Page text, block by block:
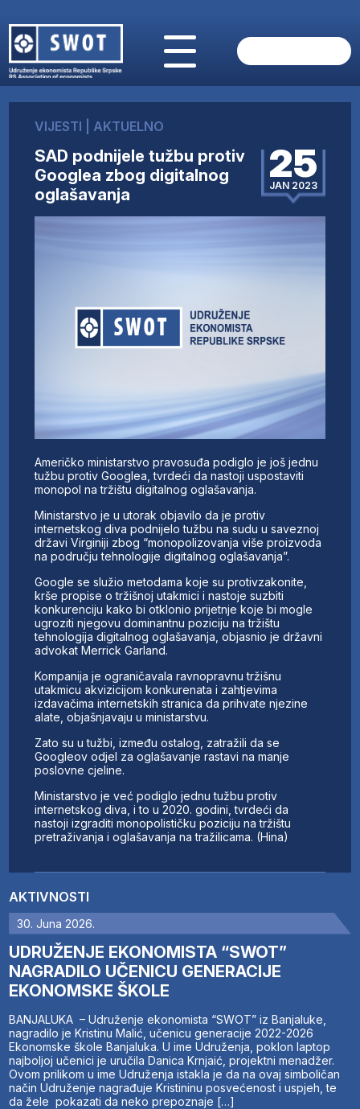
O NAMA
AKTUELNO
ANALIZE
KOMPANIJE
FINANSIJE
UČLANI SE
AKTIVNOSTI
30. Juna 2026.
UDRUŽENJE EKONOMISTA “SWOT”
NAGRADILO UČENICU GENERACIJE
EKONOMSKE ŠKOLE
BANJALUKA – Udruženje ekonomista “SWOT” iz Banjaluke,
nagradilo je Kristinu Malić, učenicu generacije 2022-2026
Ekonomske škole Banjaluka. U ime Udruženja, poklon laptop
najboljoj učenici je uručila Danica Krnjaić, projektni menadžer.
Ovom prilikom u ime Udruženja istakla je da na ovaj simboličan
način Udruženje nagrađuje Kristininu posvećenost i uspjeh, te
da žele pokazati da neko prepoznaje […]
VIJESTI AKTUELNO
SAD podnijele tužbu protiv
Googlea zbog digitalnog
oglašavanja
25
JAN 2023
Američko ministarstvo pravosuđa podiglo je još jednu
tužbu protiv Googlea, tvrdeći da nastoji uspostaviti
monopol na tržištu digitalnog oglašavanja.
Ministarstvo je u utorak objavilo da je protiv
internetskog diva podnijelo tužbu na sudu u saveznoj
državi Virginiji zbog “monopolizovanja više proizvoda
na području tehnologije digitalnog oglašavanja”.
Google se služio metodama koje su protivzakonite,
krše propise o tržišnoj utakmici i nastoje suzbiti
konkurenciju kako bi otklonio prijetnje koje bi mogle
ugroziti njegovu dominantnu poziciju na tržištu
tehnologija digitalnog oglašavanja, objasnio je državni
advokat Merrick Garland.
Kompanija je ograničavala ravnopravnu tržišnu
utakmicu akvizicijom konkurenata i zahtjevima
izdavačima internetskih stranica da prihvate njezine
alate, objašnjavaju u ministarstvu.
Zato su u tužbi, između ostalog, zatražili da se
Googleov odjel za oglašavanje rastavi na manje
poslovne cjeline.
Ministarstvo je već podiglo jednu tužbu protiv
internetskog diva, i to u 2020. godini, tvrdeći da
nastoji izgraditi monopolističku poziciju na tržištu
pretraživanja i oglašavanja na tražilicama. (Hina)